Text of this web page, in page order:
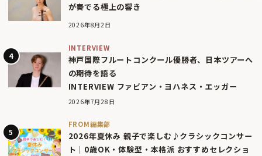
が奏でる極上の響き
2026年8月2日
INTERVIEW
神戸国際フルートコンクール優勝者、日本ツアーへ
の期待を語る
INTERVIEW ファビアン・ヨハネス・エッガー
2026年7月28日
FROM編集部
2026年夏休み 親子で楽しむ♪クラシックコンサー
ト｜0歳OK・体験型・本格派 おすすめセレクショ